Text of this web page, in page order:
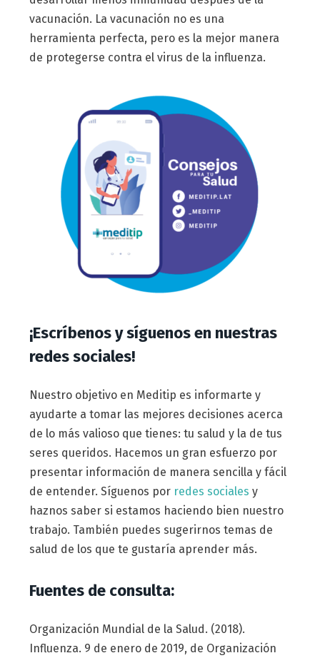
vacunación. La vacunación no es una
herramienta perfecta, pero es la mejor manera
de protegerse contra el virus de la influenza.
¡Escríbenos y síguenos en nuestras
redes sociales!
Nuestro objetivo en Meditip es informarte y
ayudarte a tomar las mejores decisiones acerca
de lo más valioso que tienes: tu salud y la de tus
seres queridos. Hacemos un gran esfuerzo por
presentar información de manera sencilla y fácil
de entender. Síguenos por redes sociales y
haznos saber si estamos haciendo bien nuestro
trabajo. También puedes sugerirnos temas de
salud de los que te gustaría aprender más.
Fuentes de consulta:
Organización Mundial de la Salud. (2018).
Influenza. 9 de enero de 2019, de Organización